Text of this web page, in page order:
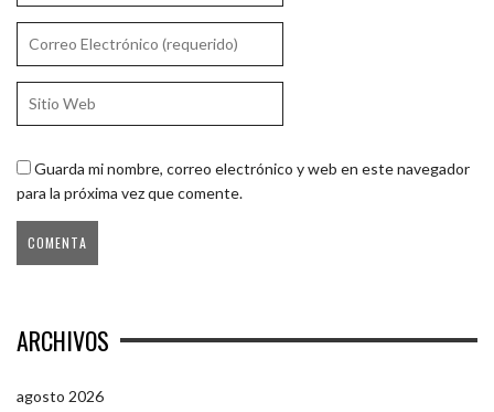
Guarda mi nombre, correo electrónico y web en este navegador
para la próxima vez que comente.
ARCHIVOS
agosto 2026